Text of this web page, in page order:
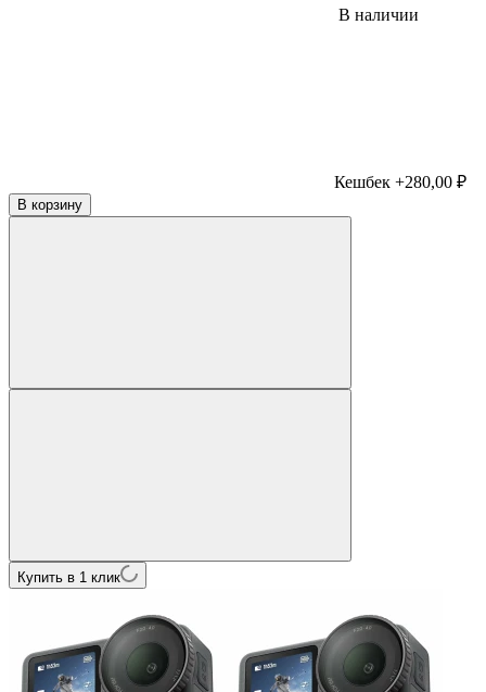
В наличии
Кешбек +280,00 ₽
В корзину
Купить в 1 клик